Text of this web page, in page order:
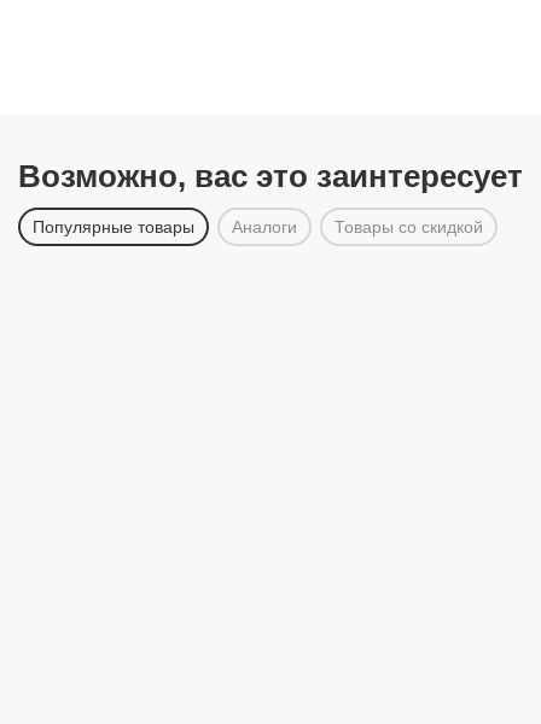
Возможно, вас это заинтересует
Популярные товары Аналоги Товары со скидкой